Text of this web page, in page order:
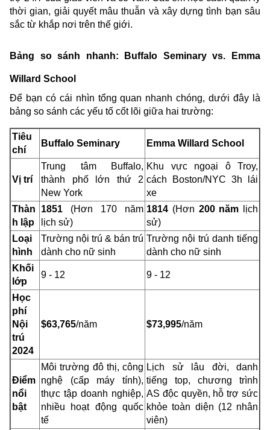
thời gian, giải quyết mâu thuẫn và xây dựng tình bạn sâu
sắc từ khắp nơi trên thế giới.
Bảng so sánh nhanh: Buffalo Seminary vs. Emma
Willard School
Để bạn có cái nhìn tổng quan nhanh chóng, dưới đây là
bảng so sánh các yếu tố cốt lõi giữa hai trường:
Tiêu
chí
Buffalo Seminary Emma Willard School
Vị trí
Trung tâm Buffalo,
thành phố lớn thứ 2
New York
Khu vực ngoại ô Troy,
cách Boston/NYC 3h lái
xe
Thàn
h lập
1851 (Hơn 170 năm
lịch sử)
1814 (Hơn 200 năm lịch
sử)
Loại
hình
Trường nội trú & bán trú
dành cho nữ sinh
Trường nội trú danh tiếng
dành cho nữ sinh
Khối
lớp
9 - 12 9 - 12
Học
phí
Nội
trú
2024
$63,765/năm $73,995/năm
Điểm
nổi
bật
Môi trường đô thị, công
nghệ (cấp máy tính),
thực tập doanh nghiệp,
nhiều hoạt động quốc
tế
Lịch sử lâu đời, danh
tiếng top, chương trình
AS độc quyền, hỗ trợ sức
khỏe toàn diện (12 nhân
viên)